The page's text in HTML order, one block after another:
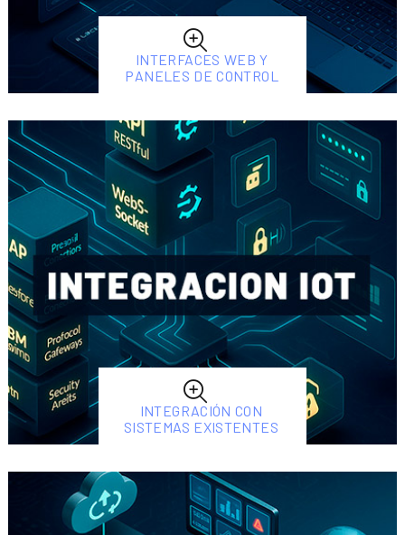
INTERFACES WEB Y
PANELES DE CONTROL
INTEGRACIÓN CON
SISTEMAS EXISTENTES